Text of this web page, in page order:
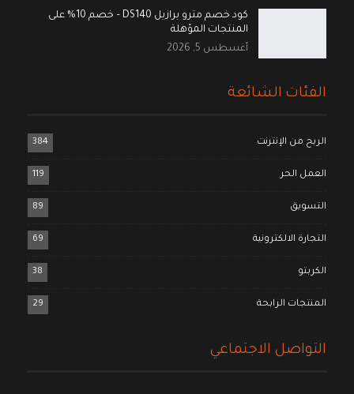
كود خصم مترو برازيل DS140 – خصم 10% على
المنتجات المؤهلة
أغسطس 5, 2026
الفئات الشائعة
الربح من الإنترنت 384
العمل الحر 119
التسويق 89
التجارة الالكترونية 69
الكربتو 38
المنتجات الرابحة 29
التواصل الاجتماعي